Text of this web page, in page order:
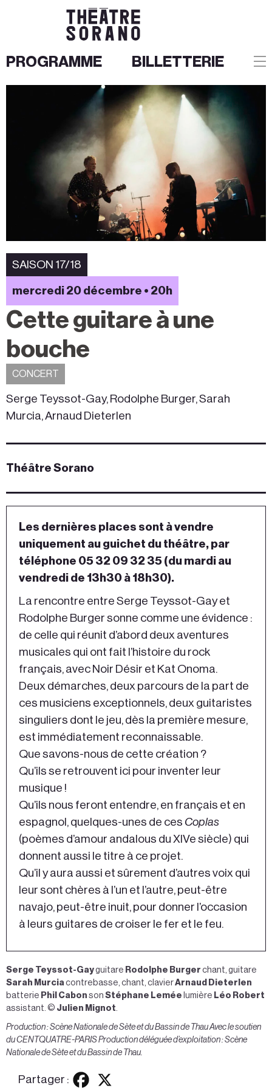
PROGRAMME BILLETTERIE
SAISON 17/18
mercredi 20 décembre • 20h
Cette guitare à une
bouche
CONCERT
Serge Teyssot-Gay, Rodolphe Burger, Sarah
Murcia, Arnaud Dieterlen
Théâtre Sorano
Les dernières places sont à vendre
uniquement au guichet du théâtre, par
téléphone 05 32 09 32 35 (du mardi au
vendredi de 13h30 à 18h30).
La rencontre entre Serge Teyssot-Gay et
Rodolphe Burger sonne comme une évidence :
de celle qui réunit d’abord deux aventures
musicales qui ont fait l’histoire du rock
français, avec Noir Désir et Kat Onoma.
Deux démarches, deux parcours de la part de
ces musiciens exceptionnels, deux guitaristes
singuliers dont le jeu, dès la première mesure,
est immédiatement reconnaissable.
Que savons-nous de cette création ?
Qu’ils se retrouvent ici pour inventer leur
musique !
Qu’ils nous feront entendre, en français et en
espagnol, quelques-unes de ces Coplas
(poèmes d’amour andalous du XIVe siècle) qui
donnent aussi le titre à ce projet.
Qu’il y aura aussi et sûrement d’autres voix qui
leur sont chères à l’un et l’autre, peut-être
navajo, peut-être inuit, pour donner l’occasion
à leurs guitares de croiser le fer et le feu.
Serge Teyssot-Gayguitare Rodolphe Burger chant, guitare
Sarah Murcia contrebasse, chant, clavierArnaud Dieterlen
batterie Phil Cabon son Stéphane Lemée lumière Léo Robert
assistant. © Julien Mignot.
Production : Scène Nationale de Sète et du Bassin de Thau Avec le soutien
du CENTQUATRE-PARIS Production déléguée d’exploitation : Scène
Nationale de Sète et du Bassin de Thau.
Partager :